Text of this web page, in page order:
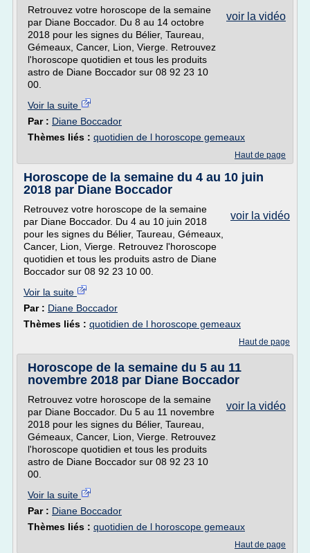
voir la vidéo
Retrouvez votre horoscope de la semaine
par Diane Boccador. Du 8 au 14 octobre
2018 pour les signes du Bélier, Taureau,
Gémeaux, Cancer, Lion, Vierge. Retrouvez
l'horoscope quotidien et tous les produits
astro de Diane Boccador sur 08 92 23 10
00.
Voir la suite
Par : Diane Boccador
Thèmes liés : quotidien de l horoscope gemeaux
Haut de page
Horoscope de la semaine du 4 au 10 juin
2018 par Diane Boccador
voir la vidéo
Retrouvez votre horoscope de la semaine
par Diane Boccador. Du 4 au 10 juin 2018
pour les signes du Bélier, Taureau, Gémeaux,
Cancer, Lion, Vierge. Retrouvez l'horoscope
quotidien et tous les produits astro de Diane
Boccador sur 08 92 23 10 00.
Voir la suite
Par : Diane Boccador
Thèmes liés : quotidien de l horoscope gemeaux
Haut de page
Horoscope de la semaine du 5 au 11
novembre 2018 par Diane Boccador
voir la vidéo
Retrouvez votre horoscope de la semaine
par Diane Boccador. Du 5 au 11 novembre
2018 pour les signes du Bélier, Taureau,
Gémeaux, Cancer, Lion, Vierge. Retrouvez
l'horoscope quotidien et tous les produits
astro de Diane Boccador sur 08 92 23 10
00.
Voir la suite
Par : Diane Boccador
Thèmes liés : quotidien de l horoscope gemeaux
Haut de page